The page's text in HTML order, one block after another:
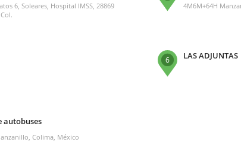
6, Soleares, Hospital IMSS, 28869
4M6M+64H
6 LAS ADJUNTAS
autobuses
Colima, México